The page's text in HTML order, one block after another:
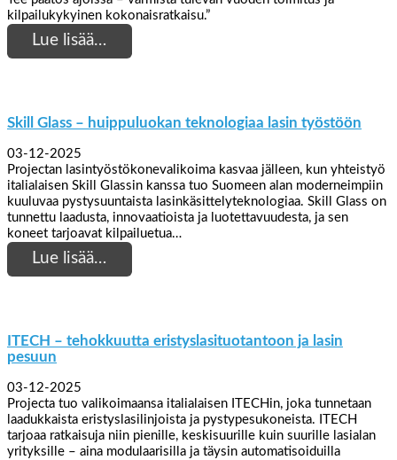
kilpailukykyinen kokonaisratkaisu.”
Lue lisää…
Skill Glass – huippuluokan teknologiaa lasin työstöön
03-12-2025
Projectan lasintyöstökonevalikoima kasvaa jälleen, kun yhteistyö
italialaisen Skill Glassin kanssa tuo Suomeen alan moderneimpiin
kuuluvaa pystysuuntaista lasinkäsittelyteknologiaa. Skill Glass on
tunnettu laadusta, innovaatioista ja luotettavuudesta, ja sen
koneet tarjoavat kilpailuetua…
Lue lisää…
ITECH – tehokkuutta eristyslasituotantoon ja lasin
pesuun
03-12-2025
Projecta tuo valikoimaansa italialaisen ITECHin, joka tunnetaan
laadukkaista eristyslasilinjoista ja pystypesukoneista. ITECH
tarjoaa ratkaisuja niin pienille, keskisuurille kuin suurille lasialan
yrityksille – aina modulaarisilla ja täysin automatisoiduilla